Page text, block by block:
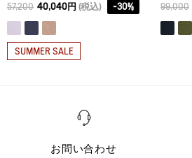
57,200 40,040円 (税込) -30%
SUMMER SALE
99,000
お問い合わせ